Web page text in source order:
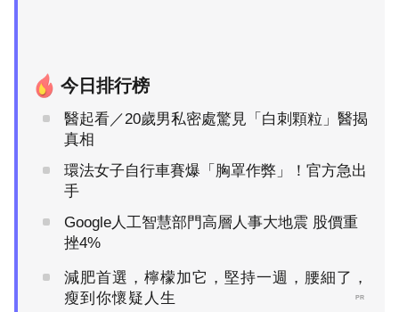
今日排行榜
醫起看／20歲男私密處驚見「白刺顆粒」醫揭
真相
環法女子自行車賽爆「胸罩作弊」！官方急出
手
Google人工智慧部門高層人事大地震 股價重
挫4%
減肥首選，檸檬加它，堅持一週，腰細了，
瘦到你懷疑人生
PR